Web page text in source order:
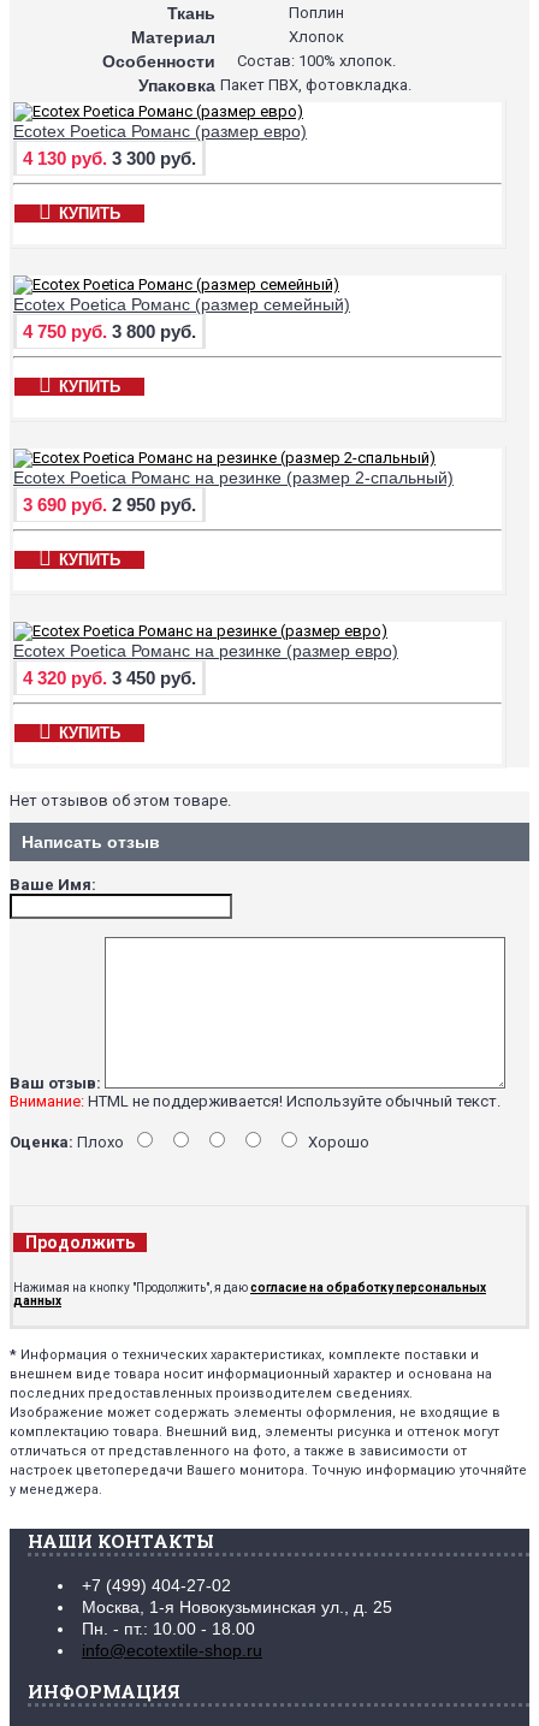
Ткань Поплин
Материал Хлопок
Особенности Состав: 100% хлопок.
Упаковка Пакет ПВХ, фотовкладка.
Ecotex Poetica Романс (размер евро)
4 130 руб. 3 300 руб.
КУПИТЬ
Ecotex Poetica Романс (размер семейный)
4 750 руб. 3 800 руб.
КУПИТЬ
Ecotex Poetica Романс на резинке (размер 2-спальный)
3 690 руб. 2 950 руб.
КУПИТЬ
Ecotex Poetica Романс на резинке (размер евро)
4 320 руб. 3 450 руб.
КУПИТЬ
Нет отзывов об этом товаре.
Написать отзыв
Ваше Имя:
Ваш отзыв:
Внимание: HTML не поддерживается! Используйте обычный текст.
Оценка: Плохо Хорошо
Продолжить
Нажимая на кнопку "Продолжить", я даюсогласие на обработку персональных
данных
* Информация о технических характеристиках, комплекте поставки и
внешнем виде товара носит информационный характер и основана на
последних предоставленных производителем сведениях.
Изображение может содержать элементы оформления, не входящие в
комплектацию товара. Внешний вид, элементы рисунка и оттенок могут
отличаться от представленного на фото, а также в зависимости от
настроек цветопередачи Вашего монитора. Точную информацию уточняйте
у менеджера.
НАШИ КОНТАКТЫ
+7 (499) 404-27-02
Москва, 1-я Новокузьминская ул., д. 25
Пн. - пт.: 10.00 - 18.00
info@ecotextile-shop.ru
ИНФОРМАЦИЯ